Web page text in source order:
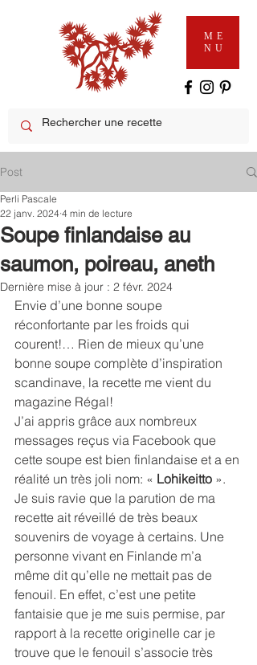
ME
NU
Post
Soupe finlandaise au
saumon, poireau, aneth
Perli Pascale
22 janv. 2024 4 min de lecture
Dernière mise à jour : 2 févr. 2024
Envie d’une bonne soupe
réconfortante par les froids qui
courent!… Rien de mieux qu’une
bonne soupe complète d’inspiration
scandinave, la recette me vient du
magazine Régal!
J’ai appris grâce aux nombreux
messages reçus via Facebook que
cette soupe est bien finlandaise et a en
réalité un très joli nom: « Lohikeitto ».
Je suis ravie que la parution de ma
recette ait réveillé de très beaux
souvenirs de voyage à certains. Une
personne vivant en Finlande m’a
même dit qu’elle ne mettait pas de
fenouil. En effet, c’est une petite
fantaisie que je me suis permise, par
rapport à la recette originelle car je
trouve que le fenouil s’associe très